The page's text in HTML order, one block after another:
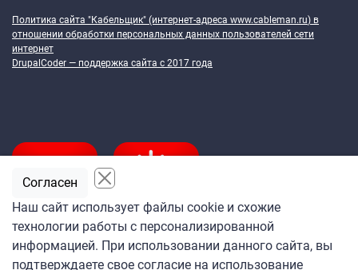
Политика сайта "Кабельщик" (интернет-адреса www.cableman.ru) в
отношении обработки персональных данных пользователей сети
интернет
DrupalCoder — поддержка сайта c 2017 года
Подпишитесь
на ежедневную рассылку
Наш сайт использует файлы cookie и схожие
технологии работы с персонализированной
информацией. При использовании данного сайта, вы
подтверждаете свое согласие на использование
Согласен